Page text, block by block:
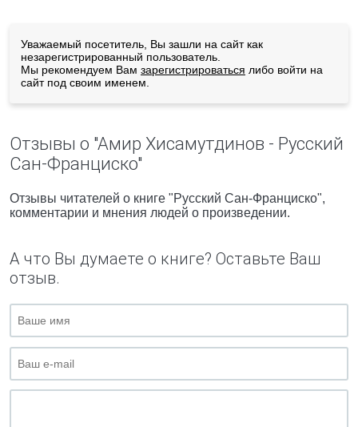
Уважаемый посетитель, Вы зашли на сайт как
незарегистрированный пользователь.
Мы рекомендуем Вам зарегистрироваться либо войти на
сайт под своим именем.
Отзывы о "Амир Хисамутдинов - Русский
Сан-Франциско"
Отзывы читателей о книге "Русский Сан-Франциско",
комментарии и мнения людей о произведении.
А что Вы думаете о книге? Оставьте Ваш
отзыв.